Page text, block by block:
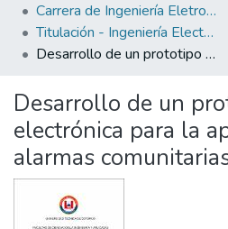
Search
Statistics
Carrera de Ingeniería Eletromecánica
Titulación - Ingeniería Electromecánica
Desarrollo de un prototipo de tarjeta electrónica para la aplicación en alarmas comunitarias.
Desarrollo de un
electrónica para la
alarmas